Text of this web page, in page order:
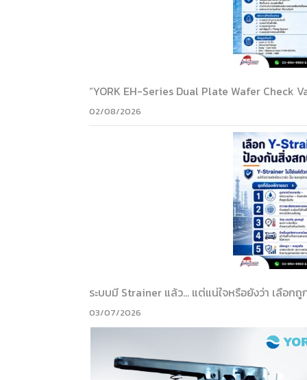
“YORK EH-Series Dual Plate Wafer Check
02/08/2026
ระบบมี Strainer แล้ว… แต่แน่ใจหรือยังว่า เลือกถู
03/07/2026